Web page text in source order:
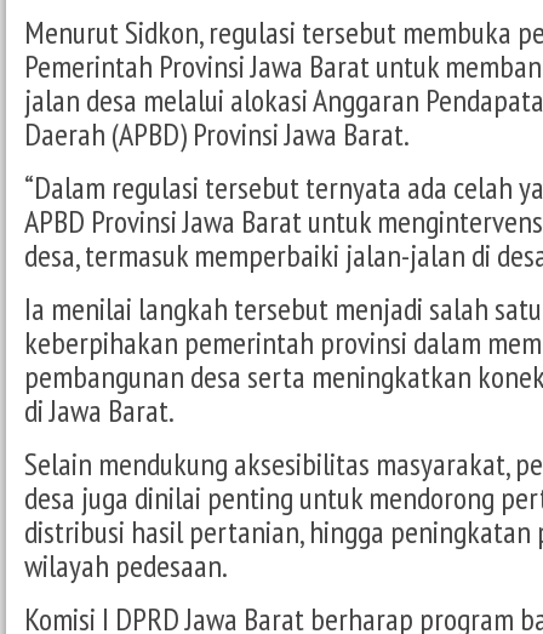
Menurut Sidkon, regulasi tersebut membuka
Pemerintah Provinsi Jawa Barat untuk
jalan desa melalui alokasi Anggaran
Daerah (APBD) Provinsi Jawa Barat.
“Dalam regulasi tersebut ternyata ada celah
APBD Provinsi Jawa Barat untuk
desa, termasuk memperbaiki jalan-jalan di
Ia menilai langkah tersebut menjadi salah
keberpihakan pemerintah provinsi dalam
pembangunan desa serta meningkatkan
di Jawa Barat.
Selain mendukung aksesibilitas masyarakat,
desa juga dinilai penting untuk mendorong
distribusi hasil pertanian, hingga peningkatan
wilayah pedesaan.
Komisi I DPRD Jawa Barat berharap program